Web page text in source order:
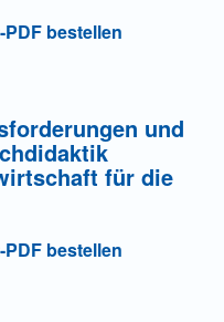
bestellen
und
für die
bestellen